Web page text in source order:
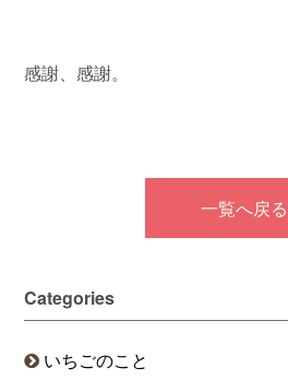
感謝、感謝。
一覧へ戻る
Categories
いちごのこと